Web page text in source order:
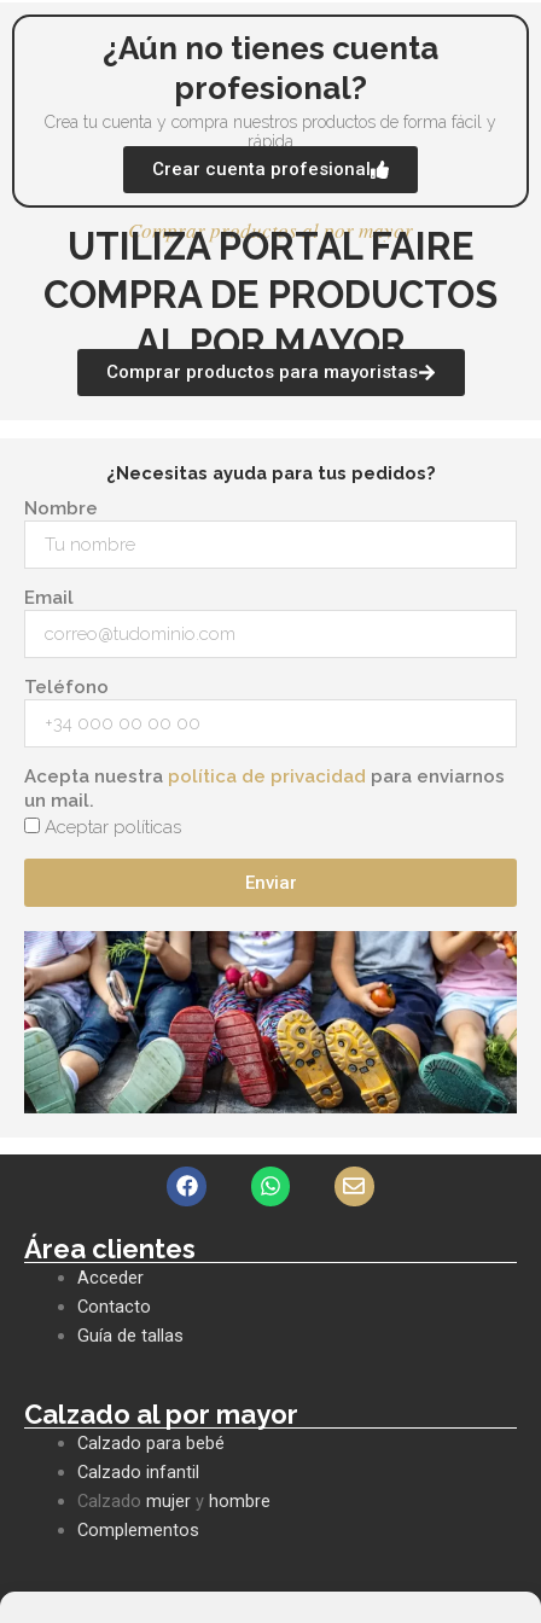
¿Aún no tienes cuenta
profesional?
Crea tu cuenta y compra nuestros productos de forma fácil y
rápida
Crear cuenta profesional
Comprar productos al por mayor
UTILIZA PORTAL FAIRE
COMPRA DE PRODUCTOS
AL POR MAYOR
Comprar productos para mayoristas
¿Necesitas ayuda para tus pedidos?
Nombre
Email
Teléfono
Acepta nuestra política de privacidad para enviarnos
un mail.
Aceptar políticas
Enviar
F
a
e
b
W
h
s
E
n
l
Área clientes
Acceder
Contacto
Guía de tallas
Calzado al por mayor
Calzado para bebé
Calzado infantil
Calzado mujery hombre
Complementos